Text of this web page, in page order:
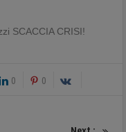
SCACCIA CRISI!
0 0